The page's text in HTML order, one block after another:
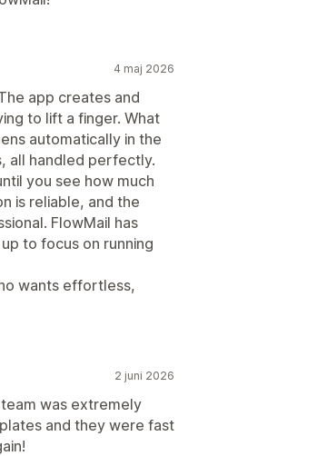
4 maj 2026
app creates and
to lift a finger. What
automatically in the
all handled perfectly.
you see how much
is reliable, and the
FlowMail has
to focus on running
wants effortless,
2 juni 2026
was extremely
and they were fast